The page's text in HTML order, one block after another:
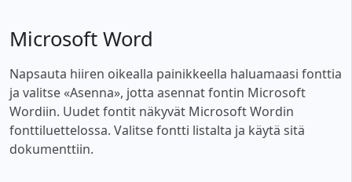
Microsoft Word
Napsauta hiiren oikealla painikkeella haluamaasi fonttia
ja valitse «Asenna», jotta asennat fontin Microsoft
Wordiin. Uudet fontit näkyvät Microsoft Wordin
fonttiluettelossa. Valitse fontti listalta ja käytä sitä
dokumenttiin.